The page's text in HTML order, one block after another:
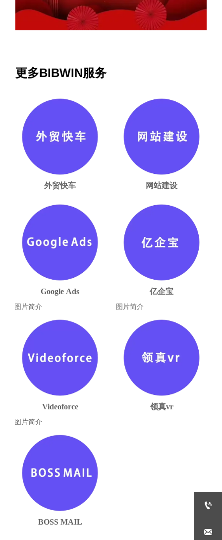
更多BIBWIN服务
外贸快车 网站建设
Google Ads
图片简介
亿企宝
图片简介
Videoforce
图片简介
领真vr
BOSS MAIL

